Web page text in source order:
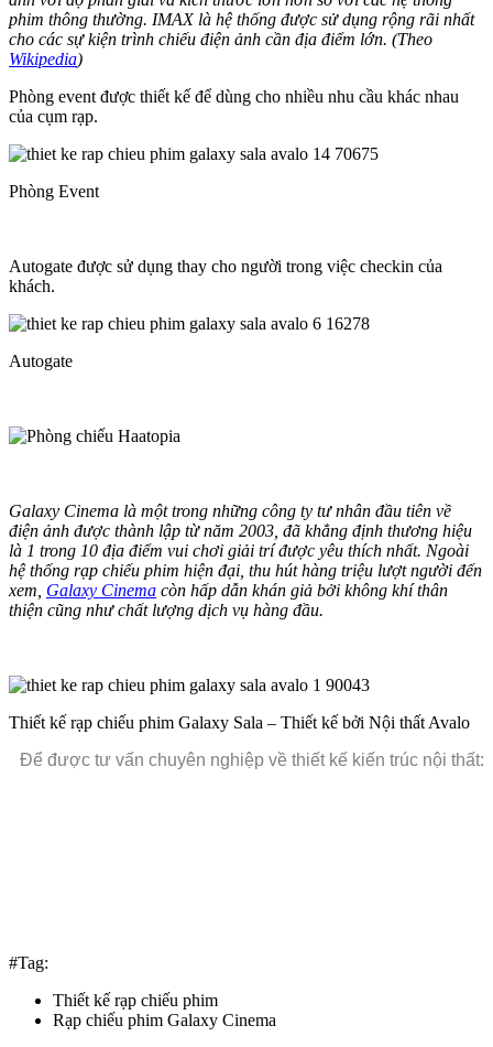
phim thông thường. IMAX là hệ thống được sử dụng rộng rãi nhất
cho các sự kiện trình chiếu điện ảnh cần địa điểm lớn. (Theo
Wikipedia)
Phòng event được thiết kế để dùng cho nhiều nhu cầu khác nhau
của cụm rạp.
Phòng Event
Autogate được sử dụng thay cho người trong việc checkin của
khách.
Autogate
Galaxy Cinema là một trong những công ty tư nhân đầu tiên về
điện ảnh được thành lập từ năm 2003, đã khẳng định thương hiệu
là 1 trong 10 địa điểm vui chơi giải trí được yêu thích nhất. Ngoài
hệ thống rạp chiếu phim hiện đại, thu hút hàng triệu lượt người đến
xem, Galaxy Cinema còn hấp dẫn khán giả bởi không khí thân
thiện cũng như chất lượng dịch vụ hàng đầu.
Thiết kế rạp chiếu phim Galaxy Sala – Thiết kế bởi Nội thất Avalo
Để được tư vấn chuyên nghiệp về thiết kế kiến trúc nội thất:
#Tag:
Thiết kế rạp chiếu phim
Rạp chiếu phim Galaxy Cinema